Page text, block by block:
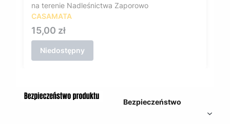
na terenie Nadleśnictwa Zaporowo
CASAMATA
Cena
15,00 zł
Niedostępny
Bezpieczeństwo